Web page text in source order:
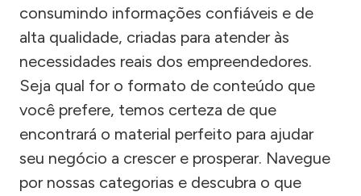
consumindo informações confiáveis e de
alta qualidade, criadas para atender às
necessidades reais dos empreendedores.
Seja qual for o formato de conteúdo que
você prefere, temos certeza de que
encontrará o material perfeito para ajudar
seu negócio a crescer e prosperar. Navegue
por nossas categorias e descubra o que